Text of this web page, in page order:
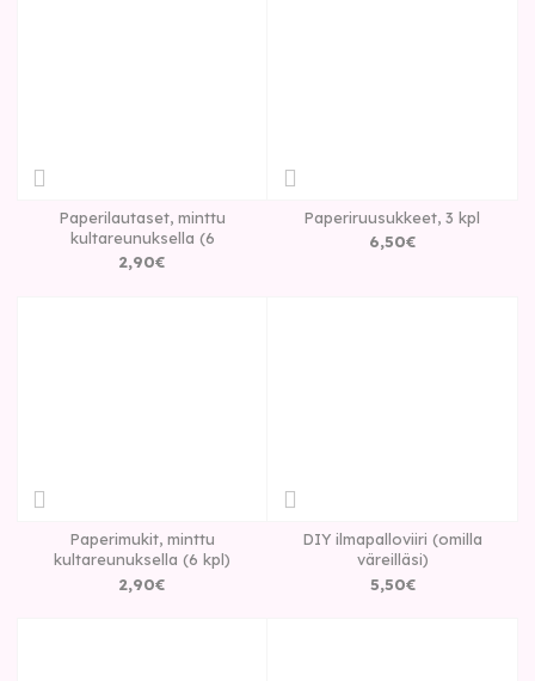
Paperilautaset, minttu
kultareunuksella (6
2,90€
Paperiruusukkeet, 3 kpl
6,50€
Paperimukit, minttu
kultareunuksella (6 kpl)
2,90€
DIY ilmapalloviiri (omilla
väreilläsi)
5,50€